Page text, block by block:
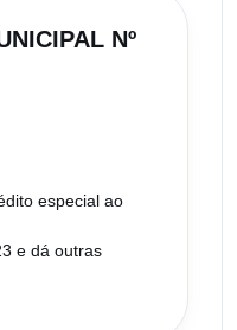
Nº
especial ao
e dá outras